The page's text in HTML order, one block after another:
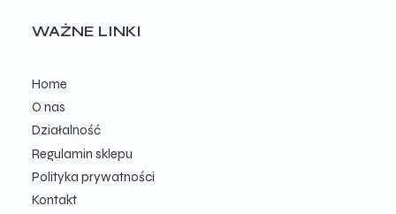
WAŻNE LINKI
Home
O nas
Działalność
Regulamin sklepu
Polityka prywatności
Kontakt